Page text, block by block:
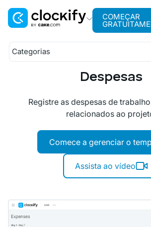
Clockify
Rastreamento de tempo
Pumble
COMEÇAR
Categorias
Calendário
Quiosque
Projetos
Atividade
Localização
Gestão
Aprovação
Despesas
Despesas
Registre as despesas de
relacionados ao
Comece a gerenciar o
Assista ao vídeo